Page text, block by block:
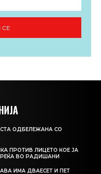
СЕ
ОДБЕЛЕЖАНА СО
ПРОТИВ ЛИЦЕТО КОЕ ЈА
ВО РАДИШАНИ
ИМА ДВАЕСЕТ И ПЕТ